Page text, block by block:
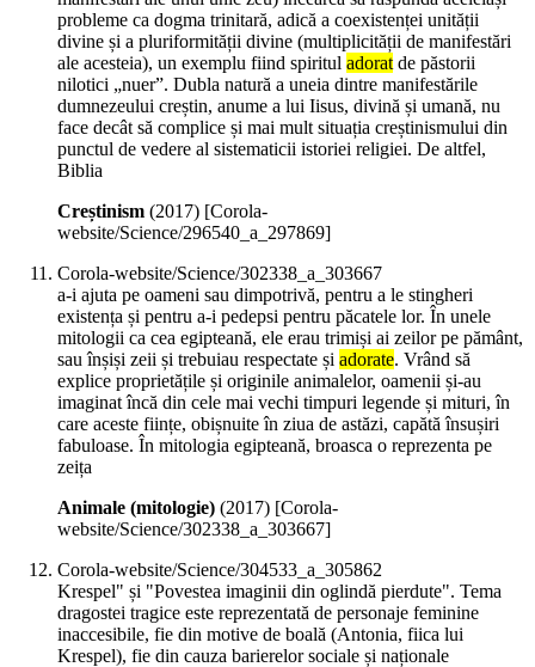
probleme ca dogma trinitară, adică a coexistenței unității
divine și a pluriformității divine (multiplicității de manifestări
ale acesteia), un exemplu fiind spiritul adoratde păstorii
nilotici „nuer”. Dubla natură a uneia dintre manifestările
dumnezeului creștin, anume a lui Iisus, divină și umană, nu
face decât să complice și mai mult situația creștinismului din
punctul de vedere al sistematicii istoriei religiei. De altfel,
Biblia
Creștinism (2017) [Corola-
website/Science/296540_a_297869]
Corola-website/Science/302338_a_303667
a-i ajuta pe oameni sau dimpotrivă, pentru a le stingheri
existența și pentru a-i pedepsi pentru păcatele lor. În unele
mitologii ca cea egipteană, ele erau trimiși ai zeilor pe pământ,
sau înșiși zeii și trebuiau respectate și adorate. Vrând să
explice proprietățile și originile animalelor, oamenii și-au
imaginat încă din cele mai vechi timpuri legende și mituri, în
care aceste ființe, obișnuite în ziua de astăzi, capătă însușiri
fabuloase. În mitologia egipteană, broasca o reprezenta pe
zeița
Animale (mitologie) (2017) [Corola-
website/Science/302338_a_303667]
Corola-website/Science/304533_a_305862
Krespel" și "Povestea imaginii din oglindă pierdute". Tema
dragostei tragice este reprezentată de personaje feminine
inaccesibile, fie din motive de boală (Antonia, fiica lui
Krespel), fie din cauza barierelor sociale și naționale